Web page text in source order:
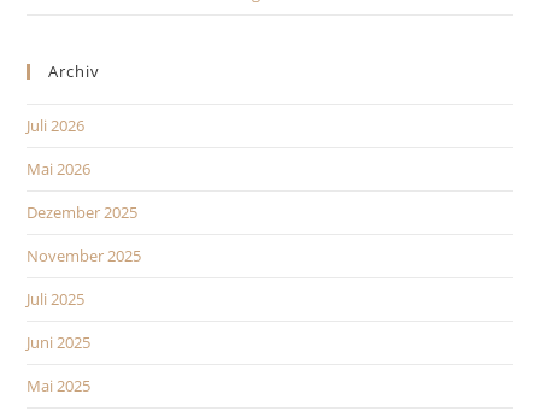
Archiv
Juli 2026
Mai 2026
Dezember 2025
November 2025
Juli 2025
Juni 2025
Mai 2025